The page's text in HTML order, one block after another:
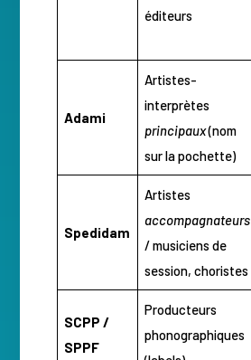
éditeurs
Adami
Artistes-
interprètes
principaux(nom
sur la pochette)
Spedidam
Artistes
accompagnateurs
/ musiciens de
session, choristes
SCPP /
SPPF
Producteurs
phonographiques